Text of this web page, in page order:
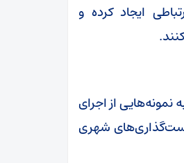
ایجاد کرده و
از اجرای
شهری